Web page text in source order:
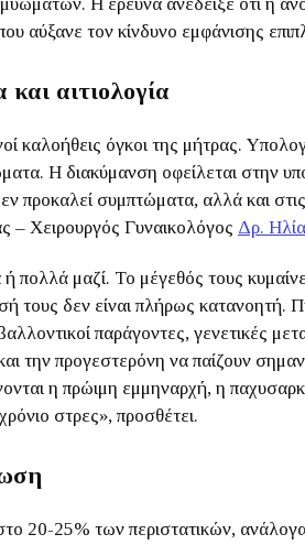
αύξανε τον κίνδυνο εμφάνισης
αιτιολογία
καλοήθεις όγκοι της μήτρας.
Η διακύμανση οφείλεται στην
προκαλεί συμπτώματα, αλλά και
– Χειρουργός Γυναικολόγος Δρ.
πολλά μαζί. Το μέγεθός τους
τους δεν είναι πλήρως κατανοητή.
παράγοντες, γενετικές
την προγεστερόνη να παίζουν
η πρώιμη εμμηναρχή, η
στρες», προσθέτει.
20-25% των περιστατικών,